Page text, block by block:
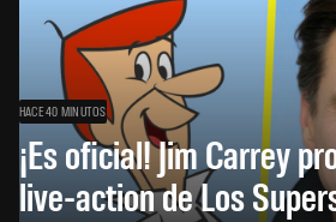
HACE 40 MINUTOS
¡Es oficial! Jim Carrey
live-action de Los